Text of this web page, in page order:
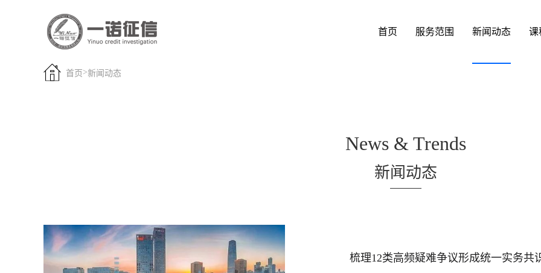
首页 服务范围 新闻动态 课
首页 >新闻动态
News & Trends
新闻动态
梳理12类高频疑难争议形成统一实务共